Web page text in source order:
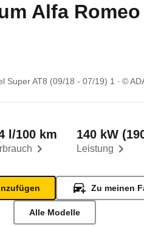
Alfa
Super AT8 (09/18 - 07/19) 1 ©
l/100 km
Leistung
140 kW
Zu meinen
Alle Modelle